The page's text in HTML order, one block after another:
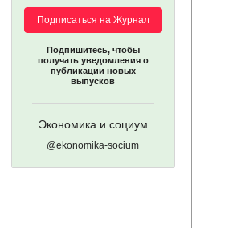
Подписаться на Журнал
Подпишитесь, чтобы
получать уведомления о
публикации новых
выпусков
Экономика и социум
@ekonomika-socium